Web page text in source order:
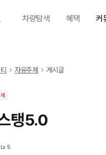
차량탐색 혜택 커
자유주제 게시글
탱5.0
Lv5